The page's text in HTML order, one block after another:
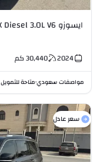
ايسوزو MU-X Diesel 3.0L V6
2024
30,440كم
مواصفات سعودي•متاحة للتمويل
سعر عادل